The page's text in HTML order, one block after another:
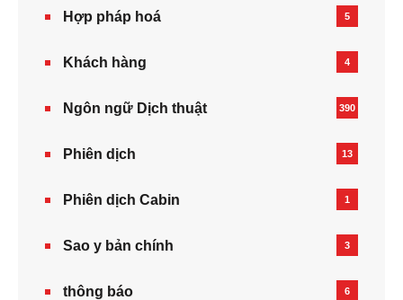
Hợp pháp hoá 5
Khách hàng 4
Ngôn ngữ Dịch thuật 390
Phiên dịch 13
Phiên dịch Cabin 1
Sao y bản chính 3
thông báo 6